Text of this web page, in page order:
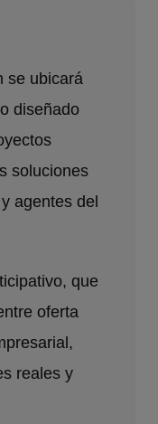
se ubicará
diseñado
soluciones
agentes del
que
oferta
reales y